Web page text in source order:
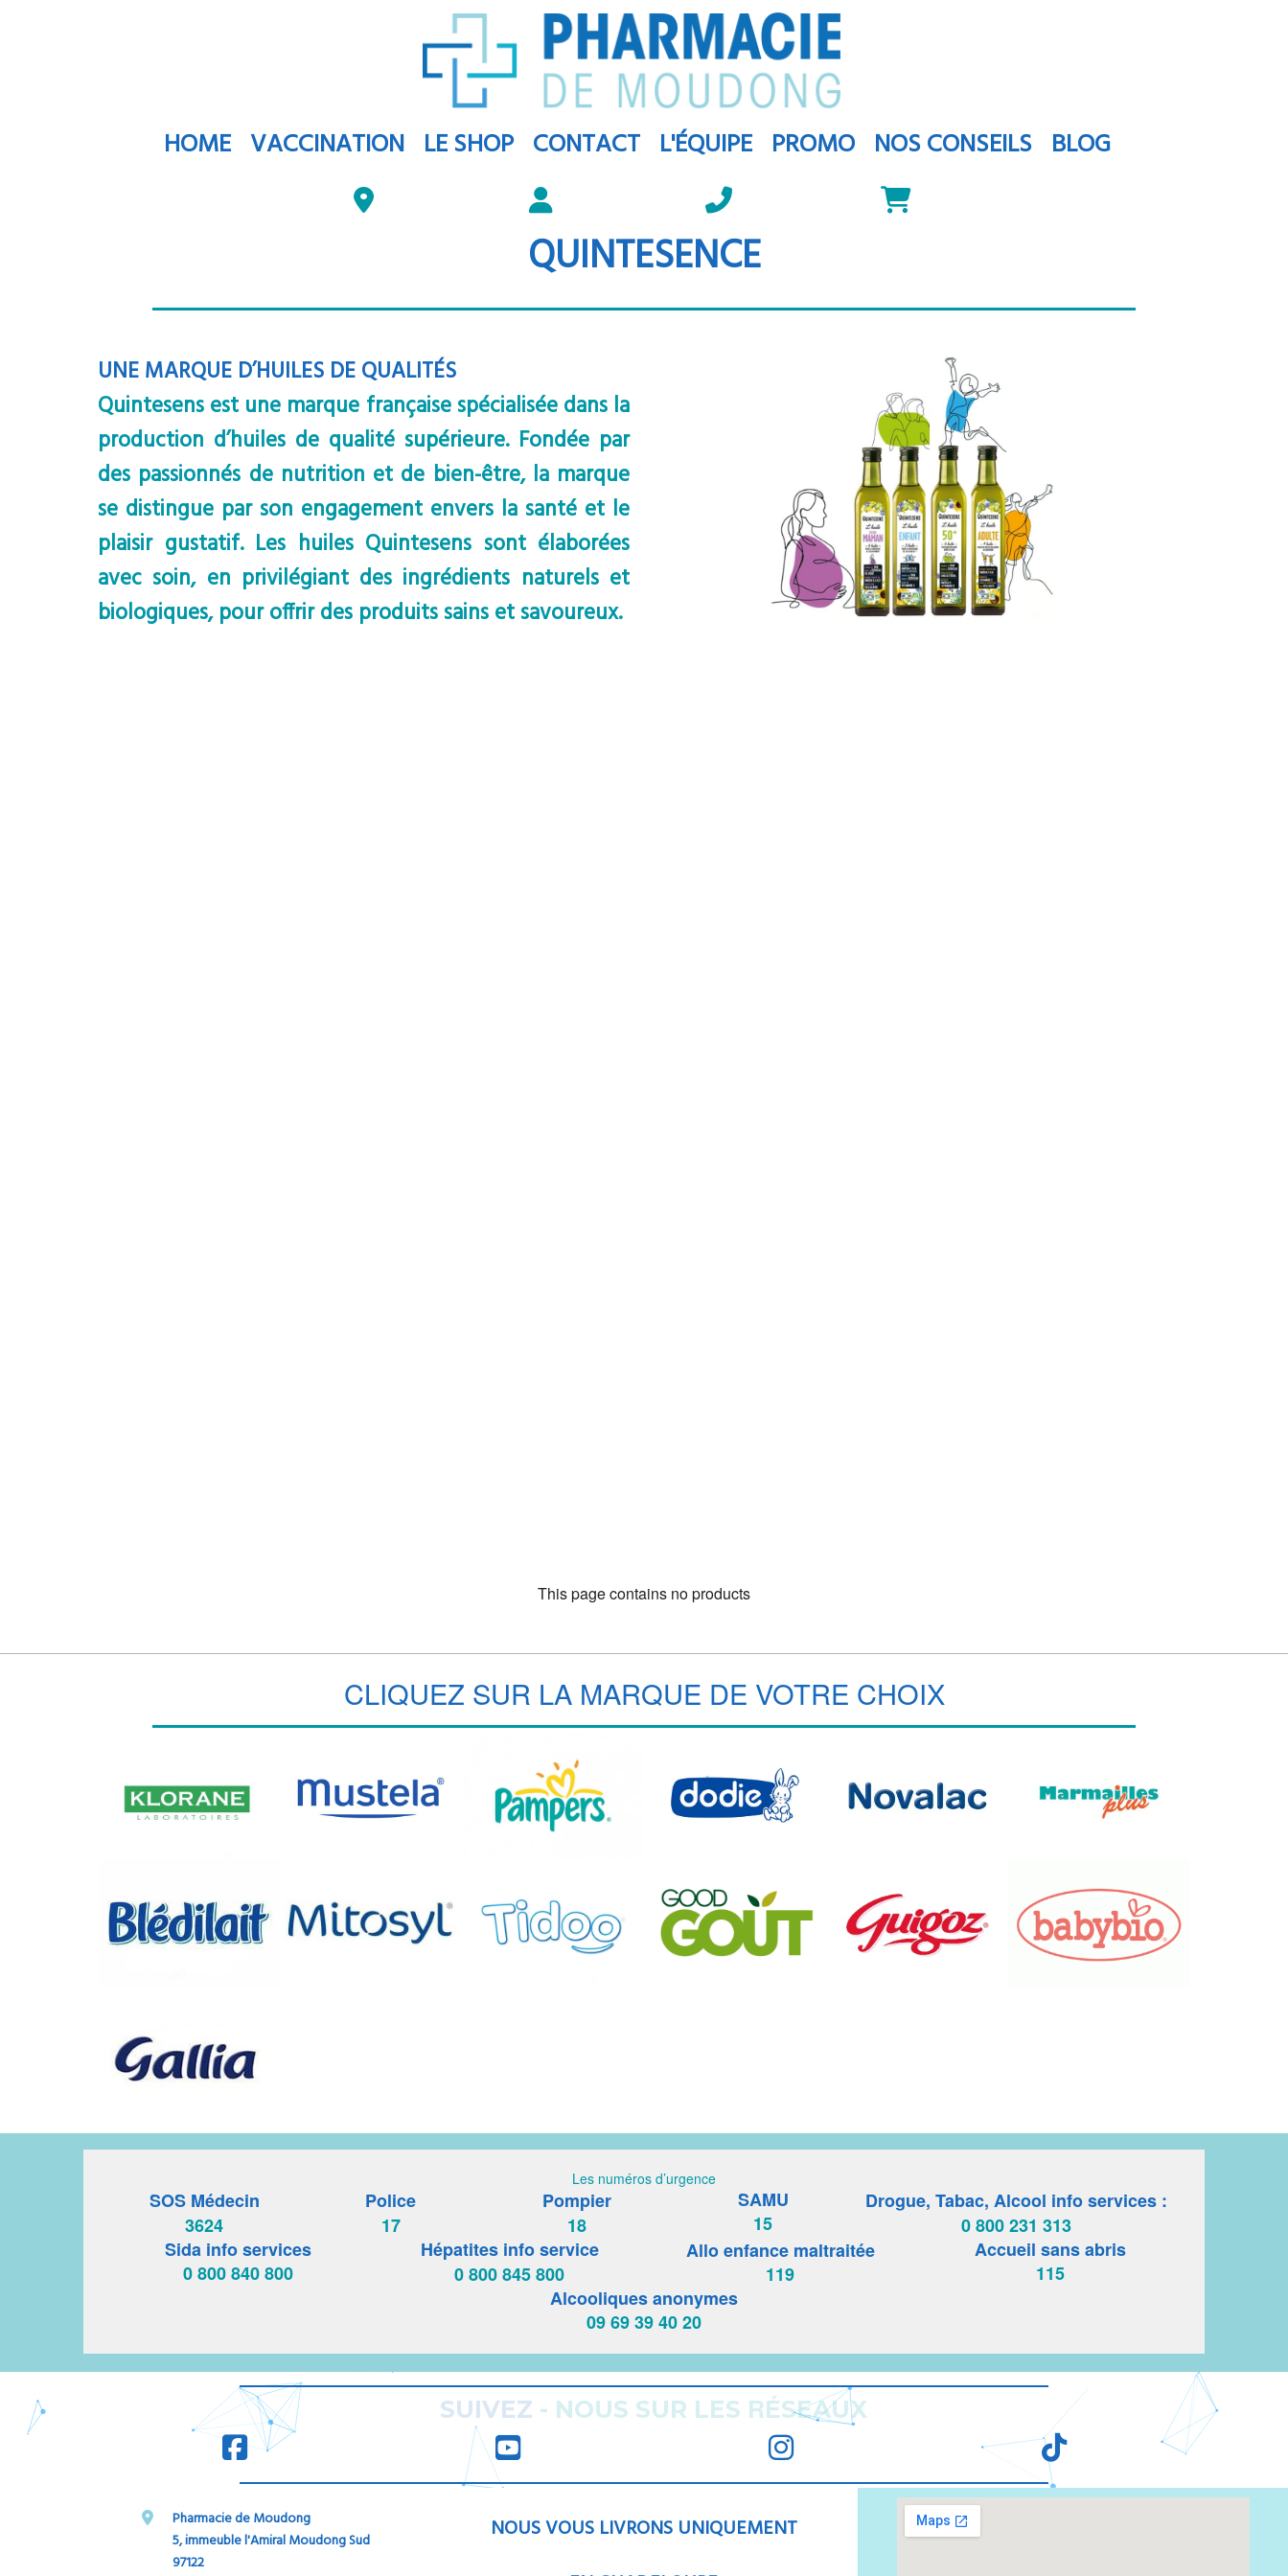
HOME VACCINATION LE SHOP CONTACT L'ÉQUIPE PROMO NOS CONSEILS BLOG
QUINTESENCE
UNE MARQUE D’HUILES DE QUALITÉS
Quintesens est une marque française spécialisée dans la
production d’huiles de qualité supérieure. Fondée par
des passionnés de nutrition et de bien-être, la marque
se distingue par son engagement envers la santé et le
plaisir gustatif. Les huiles Quintesens sont élaborées
avec soin, en privilégiant des ingrédients naturels et
biologiques, pour offrir des produits sains et savoureux.
This page contains no products
CLIQUEZ SUR LA MARQUE DE VOTRE CHOIX
Les numéros d’urgence
SOS Médecin
3624
Police
17
Pompier
18
SAMU
15
Drogue, Tabac, Alcool info services :
0 800 231 313
Sida info services
0 800 840 800
Hépatites info service
0 800 845 800
Allo enfance maltraitée
119
Accueil sans abris
115
Alcooliques anonymes
09 69 39 40 20
SUIVEZ - NOUS SUR LES RÉSEAUX
Pharmacie de Moudong
5, immeuble l'Amiral Moudong Sud
97122
NOUS VOUS LIVRONS UNIQUEMENT